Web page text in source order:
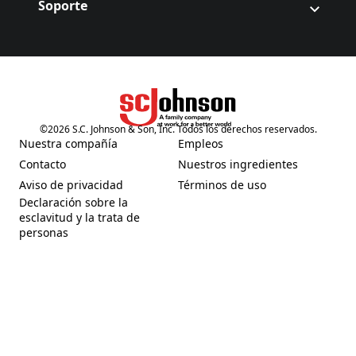
Soporte
(Opens in a new tab)
©2026S.C. Johnson & Son, Inc. Todos los derechos reservados.
Nuestra compañía
(Opens in a new tab)
Contacto
(Opens in a new tab)
Aviso de privacidad
(Opens in a new tab)
Declaración sobre la
esclavitud y la trata de
personas
(Opens in a new tab)
Empleos
(Opens in a new tab)
Nuestros ingredientes
(Opens in a new tab)
Términos de uso
(Opens in a new tab)